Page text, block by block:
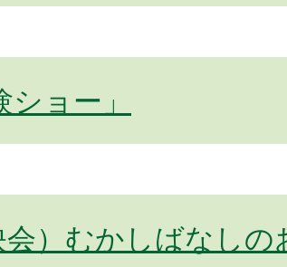
ョー」
）むかしばなし